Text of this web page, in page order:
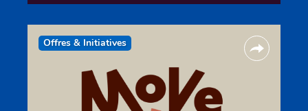
Offres & Initiatives